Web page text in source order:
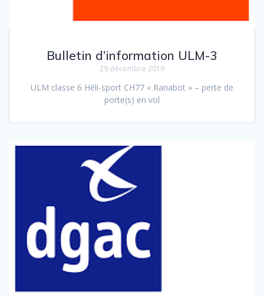
Bulletin d’information ULM-3
29 décembre 2019
ULM classe 6 Héli-sport CH77 « Ranabot » – perte de
porte(s) en vol